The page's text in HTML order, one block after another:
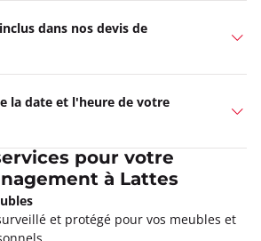
dans nos devis de
la date et l'heure de votre
pour votre
à Lattes
et protégé pour vos meubles et